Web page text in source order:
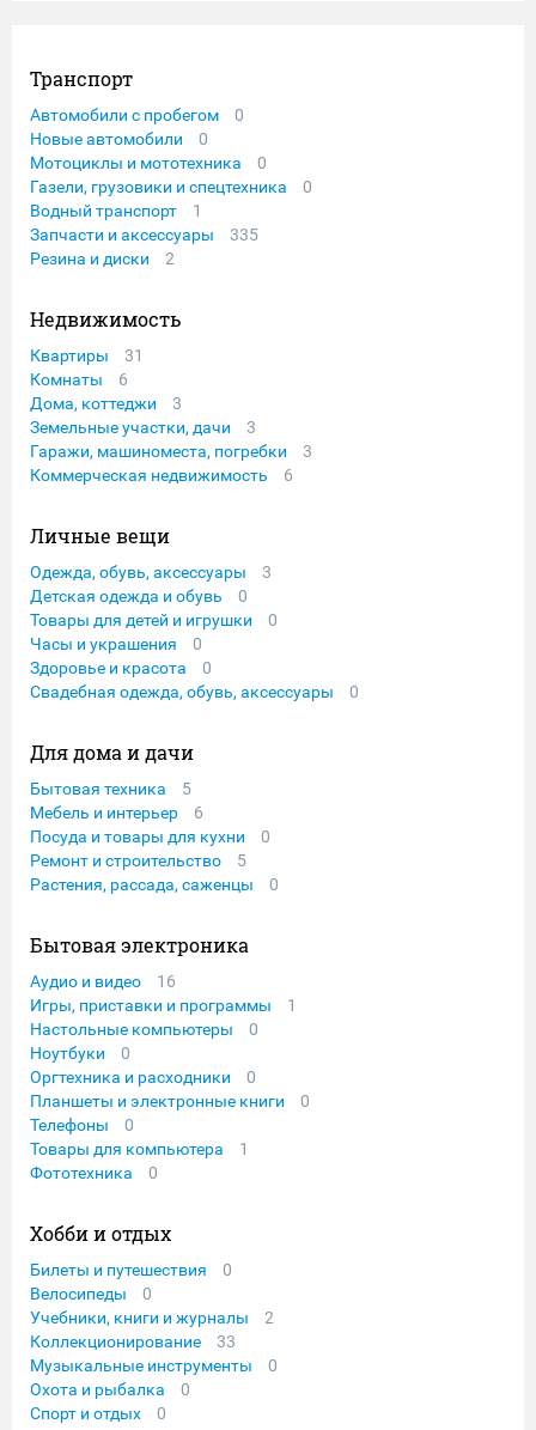
Транспорт
Автомобили с пробегом
0
Новые автомобили
0
Мотоциклы и мототехника
0
Газели, грузовики и спецтехника
0
Водный транспорт
1
Запчасти и аксессуары
335
Резина и диски
2
Недвижимость
Квартиры
31
Комнаты
6
Дома, коттеджи
3
Земельные участки, дачи
3
Гаражи, машиноместа, погребки
3
Коммерческая недвижимость
6
Личные вещи
Одежда, обувь, аксессуары
3
Детская одежда и обувь
0
Товары для детей и игрушки
0
Часы и украшения
0
Здоровье и красота
0
Свадебная одежда, обувь, аксессуары
0
Для дома и дачи
Бытовая техника
5
Мебель и интерьер
6
Посуда и товары для кухни
0
Ремонт и строительство
5
Растения, рассада, саженцы
0
Бытовая электроника
Аудио и видео
16
Игры, приставки и программы
1
Настольные компьютеры
0
Ноутбуки
0
Оргтехника и расходники
0
Планшеты и электронные книги
0
Телефоны
0
Товары для компьютера
1
Фототехника
0
Хобби и отдых
Билеты и путешествия
0
Велосипеды
0
Учебники, книги и журналы
2
Коллекционирование
33
Музыкальные инструменты
0
Охота и рыбалка
0
Спорт и отдых
0